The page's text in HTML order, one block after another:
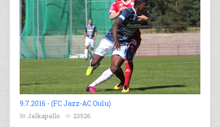
9.7.2016 - (FC Jazz-AC Oulu)
Jalkapallo 23526